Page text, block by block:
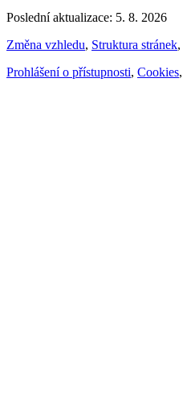
Poslední aktualizace: 5. 8. 2026
Změna vzhledu, Struktura stránek,
Prohlášení o přístupnosti, Cookies,